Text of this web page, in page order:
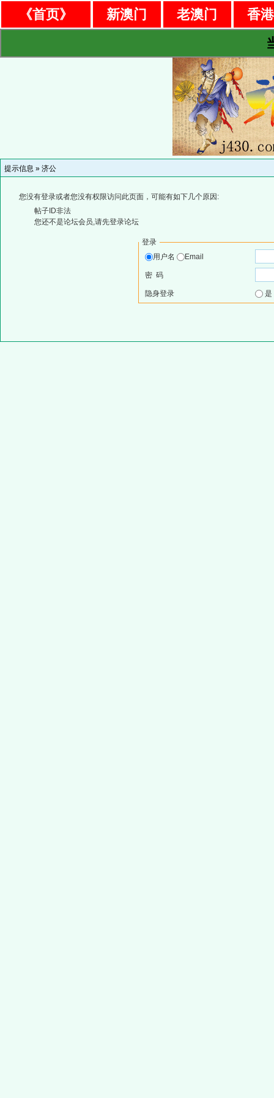
《首页》 新澳门 老澳门
香
提示信息 » 济公
您没有登录或者您没有权限访问此页面，可能有如下几个原因:
帖子ID非法
您还不是论坛会员,请先登录论坛
登录
用户名
Email
密 码
隐身登录